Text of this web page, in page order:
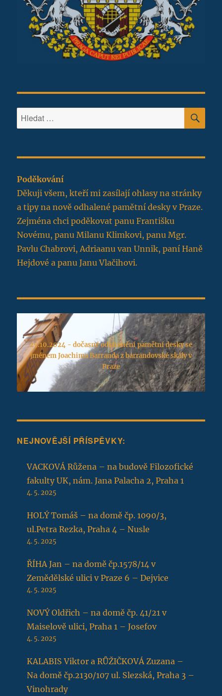
Hledat:
Poděkování
Děkuji všem, kteří mi zasílají ohlasy na stránky
a tipy na nově odhalené pamětní desky v Praze.
Zejména chci poděkovat panu Františku
Novému, panu Milanu Klimkovi, panu Mgr.
Pavlu Chabrovi, Adriaanu van Unnik, paní Haně
Hejdové a panu Janu Vlačihovi.
25.10.2024 - dočasné odstranění pamětní desky se
jménem Joachima Barranda z barrandovské skály v
Praze
NEJNOVĚJŠÍ PŘÍSPĚVKY:
VACKOVÁ Růžena – na budově Filozofické
fakulty UK, nám. Jana Palacha 2, Praha 1
4. 5. 2025
HOLÝ Tomáš – na domě čp. 1090/3,
ul.Petra Rezka, Praha 4 – Nusle
4. 5. 2025
ŘÍHA Jan – na domě čp.1578/14 v
Zemědělské ulici v Praze 6 – Dejvice
4. 5. 2025
NOVÝ Oldřich – na domě čp. 41/21 v
Maiselově ulici, Praha 1 – Josefov
4. 5. 2025
KALABIS Viktor a RŮŽIČKOVÁ Zuzana –
Na domě čp.2130/107 ul. Slezská, Praha 3 –
Vinohrady